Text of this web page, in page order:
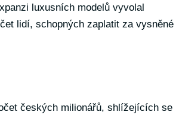
luxusních modelů vyvolal
lidí, schopných zaplatit za vysněné
českých milionářů, shlížejících se